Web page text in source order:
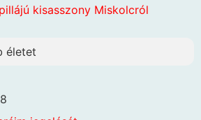
kisasszony Miskolcról
életet